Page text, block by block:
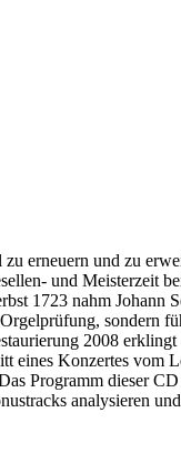
erneuern und zu
und Meisterzeit
1723 nahm Johann
sondern
2008
eines Konzertes
Programm dieser
analysieren